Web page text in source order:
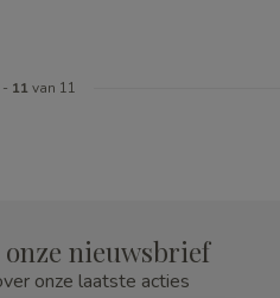
- 11 van 11
nieuwsbrief
onze laatste acties